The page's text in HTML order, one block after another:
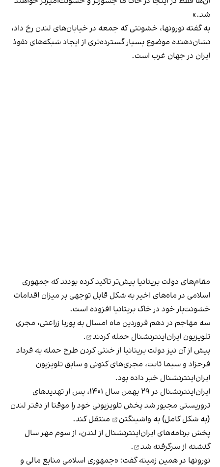
شد.»
به گفته نورونها، خشونتی که جمعه در خیابان‌های لندن رخ داد،
نشان‌دهنده موضوع بسیار گسترده‌تری از ایجاد شبکه‌های نفوذ
ایران در جهان غرب است.
مقام‌های دولت بریتانیا پیش‌تر تاکید کرده بودند که جمهوری
اسلامی در ماه‌های اخیر به شکل قابل توجهی بر میزان اقدامات
خشونت‌بار خود در خاک بریتانیا افزوده است.
سه مهاجم در دهم فروردین ماه امسال به پوریا زراعتی، مجری
تلویزیون ایران‌اینترنشنال حمله کردند
.
پیش از آن نیز دولت بریتانیا از خنثی کردن طرح حمله به فرداد
فرحزاد و سیما ثابت، مجری‌های کنونی و سابق تلویزیون
ایران‌اینترنشنال خبر داده بود.
ایران‌اینترنشنال در ۲۹ بهمن سال ۱۴۰۱، پس از تهدیدهای
تروریستی مجبور شد پخش تلویزیونی خود را موقتا از دفتر لندن
(به شکل کامل) به واشینگتن
منتقل کند.
پخش برنامه‌های ایران‌اینترنشنال از لندن، از سوم مهر سال
گذشته از سرگرفته شد
.
نورونها در همین زمینه گفت: «جمهوری اسلامی منابع مالی و